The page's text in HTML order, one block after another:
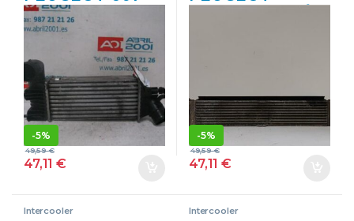
(S1)(12.2000-
>12.2004) 2.2 HDI
(DW12TED4/FAP)
4HX(DW12TED4
FAP) GRIS
-5%
47,11€
49,59€
-5%
47,11€
49,59€
Intercooler Intercooler